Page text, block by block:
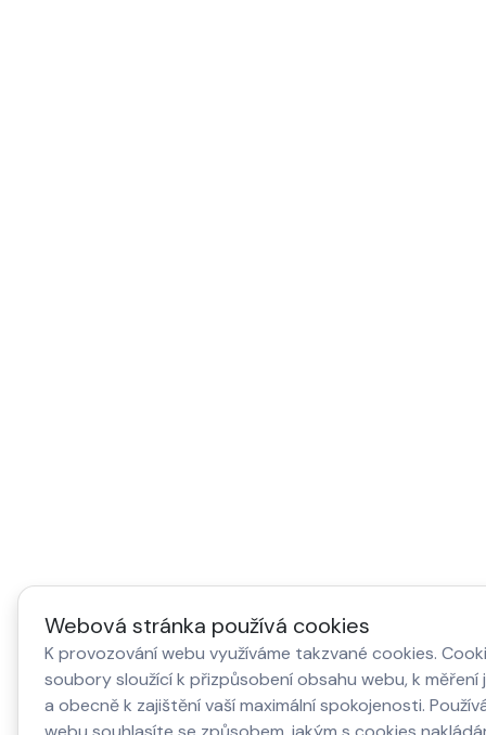
Webová stránka používá cookies
K provozování webu využíváme takzvané cookies.
soubory sloužící k přizpůsobení obsahu webu, k
a obecně k zajištění vaší maximální spokojenosti.